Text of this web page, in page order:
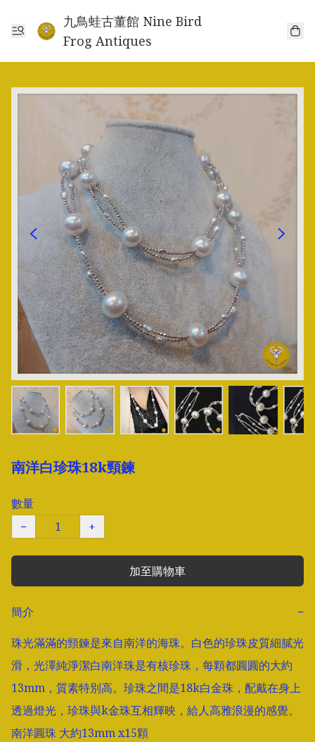
九鳥蛙古董館 Nine Bird
Frog Antiques
南洋白珍珠18k頸鍊
數量
−
+
加至購物車
簡介
−
珠光滿滿的頸鍊是來自南洋的海珠。白色的珍珠皮質細膩光
滑，光澤純淨潔白南洋珠是有核珍珠，每顆都圓圓的大約
13mm，質素特別高。珍珠之間是18k白金珠，配戴在身上
透過燈光，珍珠與k金珠互相輝映，給人高雅浪漫的感覺。
南洋圓珠 大約13mm x15顆